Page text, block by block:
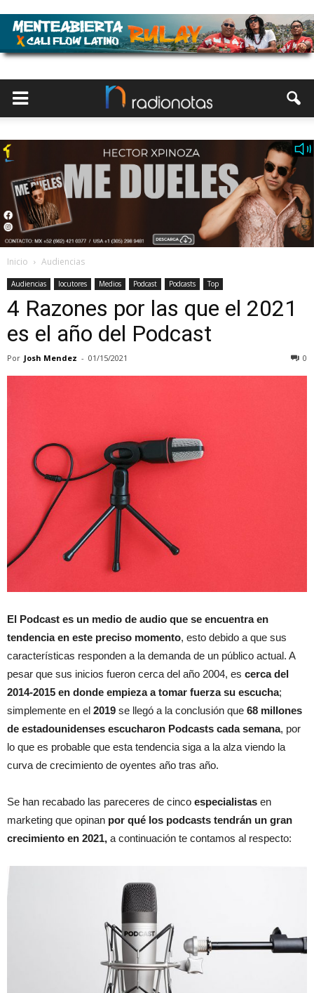
Inicio Audiencias
Audiencias locutores Medios Podcast Podcasts Top
4 Razones por las que el 2021
es el año del Podcast
Por Josh Mendez - 01/15/2021 0
El Podcast es un medio de audio que se encuentra en
tendencia en este preciso momento, esto debido a que sus
características responden a la demanda de un público actual. A
pesar que sus inicios fueron cerca del año 2004, es cerca del
2014-2015 en donde empieza a tomar fuerza su escucha;
simplemente en el 2019 se llegó a la conclusión que 68 millones
de estadounidenses escucharon Podcasts cada semana, por
lo que es probable que esta tendencia siga a la alza viendo la
curva de crecimiento de oyentes año tras año.
Se han recabado las pareceres de cinco especialistas en
marketing que opinan por qué los podcasts tendrán un gran
crecimiento en 2021, a continuación te contamos al respecto: